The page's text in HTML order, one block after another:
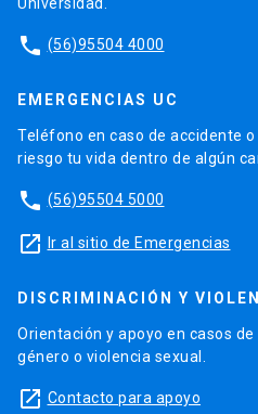
Universidad.
phone (56)95504 4000
EMERGENCIAS UC
Teléfono en caso de accidente
riesgo tu vida dentro de algún
phone (56)95504 5000
launch Ir al sitio de Emergencias
DISCRIMINACIÓN Y
Orientación y apoyo en casos
género o violencia sexual.
launch Contacto para apoyo